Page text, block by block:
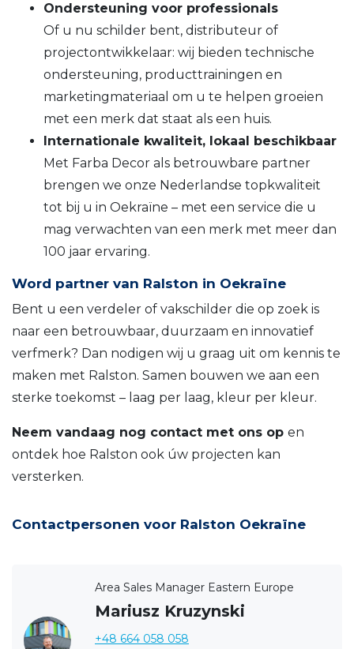
Ondersteuning voor professionals
Of u nu schilder bent, distributeur of
projectontwikkelaar: wij bieden technische
ondersteuning, producttrainingen en
marketingmateriaal om u te helpen groeien
met een merk dat staat als een huis.
Internationale kwaliteit, lokaal beschikbaar
Met Farba Decor als betrouwbare partner
brengen we onze Nederlandse topkwaliteit
tot bij u in Oekraïne – met een service die u
mag verwachten van een merk met meer dan
100 jaar ervaring.
Word partner van Ralston in Oekraïne
Bent u een verdeler of vakschilder die op zoek is
naar een betrouwbaar, duurzaam en innovatief
verfmerk? Dan nodigen wij u graag uit om kennis te
maken met Ralston. Samen bouwen we aan een
sterke toekomst – laag per laag, kleur per kleur.
Neem vandaag nog contact met ons op en
ontdek hoe Ralston ook úw projecten kan
versterken.
Contactpersonen voor Ralston Oekraïne
Area Sales Manager Eastern Europe
Mariusz Kruzynski
+48 664 058 058